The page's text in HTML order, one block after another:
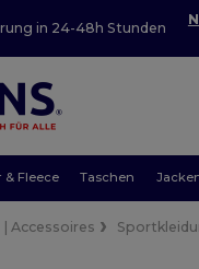
in 24-48h Stunden
& Fleece Taschen
Accessoires